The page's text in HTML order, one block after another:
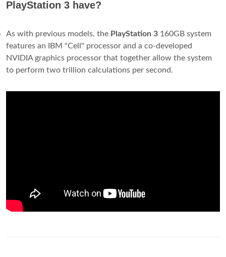
PlayStation 3 have?
As with previous models, the PlayStation 3 160GB system
features an IBM "Cell" processor and a co-developed
NVIDIA graphics processor that together allow the system
to perform two trillion calculations per second.